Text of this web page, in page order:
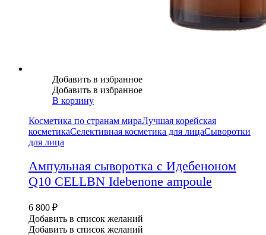
Добавить в избранное
Добавить в избранное
В корзину
Косметика по странам мираЛучшая корейская
косметикаСелективная косметика для лицаСыворотки
для лица
Ампульная сыворотка с Идебеноном
Q10 CELLBN Idebenone ampoule
6 800 ₽
Добавить в список желаний
Добавить в список желаний